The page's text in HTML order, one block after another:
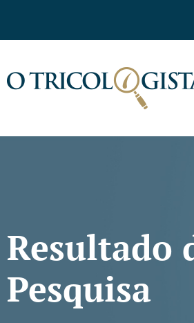
Resultado
Pesquisa